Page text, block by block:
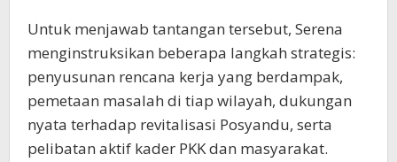
Untuk menjawab tantangan tersebut, Serena
menginstruksikan beberapa langkah strategis:
penyusunan rencana kerja yang berdampak,
pemetaan masalah di tiap wilayah, dukungan
nyata terhadap revitalisasi Posyandu, serta
pelibatan aktif kader PKK dan masyarakat.